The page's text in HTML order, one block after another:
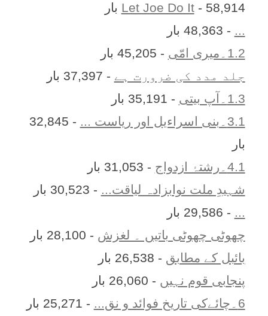
Let Joe Do It- 58,914 بار
... - 48,363 بار
1.2۔میری امّی
- 45,205 بار
جلد مدد کی ضرورت ہے - 37,397 بار
1.3۔آپ بیتی
- 35,191 بار
3.1۔بنی اسراءیل اور ریاست ...
- 32,845
بار
4.1۔رشتۂ ازدواج
- 31,053 بار
شہیدِ ملت نوابزادہ لیاقت... - 30,523 بار
... - 29,586 بار
چھوٹی چھوٹی باتیں ۔ لغزش - 28,100 بار
بائبل کے مطابق - 26,538 بار
پنجابی قوم نہیں - 26,060 بار
6۔چائےکی تاریخ فوائد و نق...
- 25,271 بار